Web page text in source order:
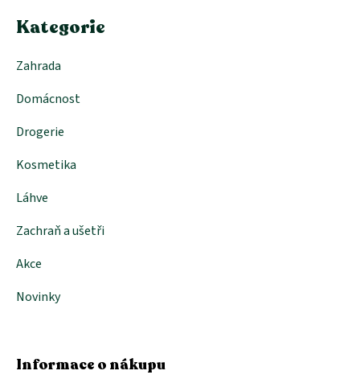
Kategorie
Zahrada
Domácnost
Drogerie
Kosmetika
Láhve
Zachraň a ušetři
Akce
Novinky
Informace o nákupu